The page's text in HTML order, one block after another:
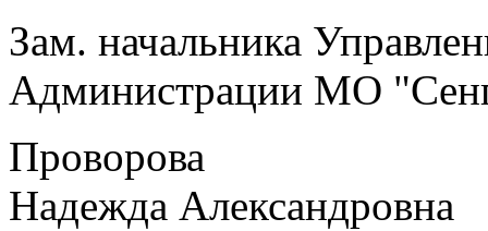
Зам. начальника
Администрации МО
Проворова
Надежда Александровна